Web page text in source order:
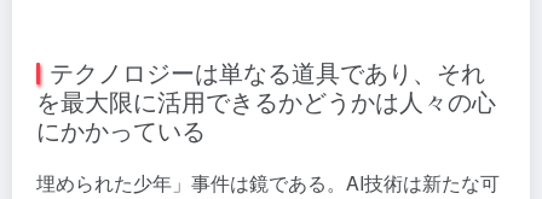
テクノロジーは単なる道具であり、それ
を最大限に活用できるかどうかは人々の心
にかかっている
埋められた少年」事件は鏡である。AI技術は新たな可